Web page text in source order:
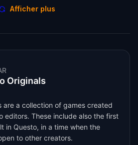
Afficher plus
Originals
are a collection of games created
editors. These include also the first
in Questo, in a time when the
to other creators.